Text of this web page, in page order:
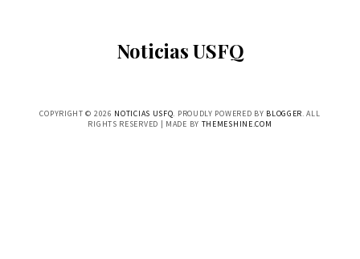
Noticias USFQ
COPYRIGHT © 2026 NOTICIAS USFQ. PROUDLY POWERED BY BLOGGER. ALL
RIGHTS RESERVED | MADE BY THEMESHINE.COM